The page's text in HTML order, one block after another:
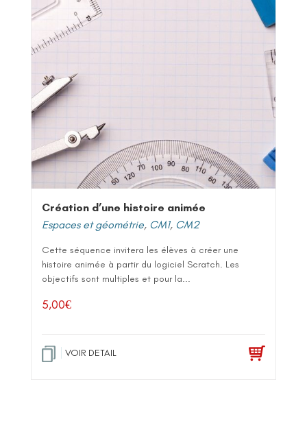
Création d’une histoire animée
Espaces et géométrie, CM1, CM2
Cette séquence invitera les élèves à créer une
histoire animée à partir du logiciel Scratch. Les
objectifs sont multiples et pour la...
5,00€
VOIR DETAIL